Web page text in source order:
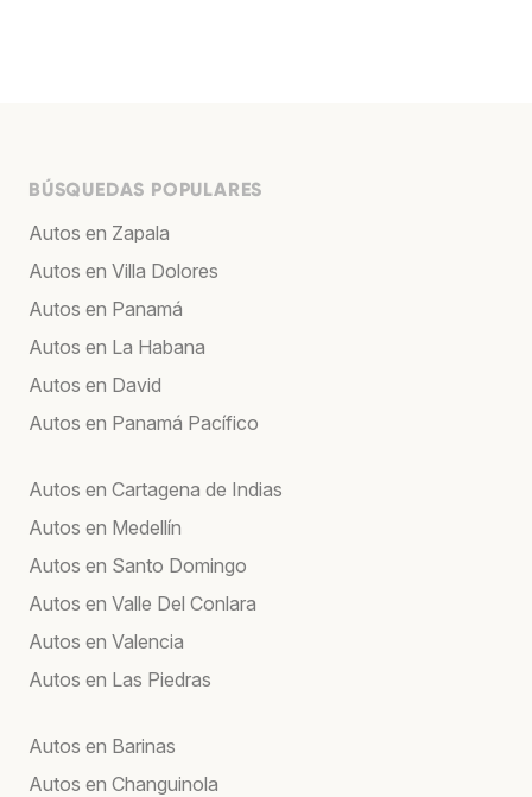
BÚSQUEDAS POPULARES
Autos en Zapala
Autos en Villa Dolores
Autos en Panamá
Autos en La Habana
Autos en David
Autos en Panamá Pacífico
Autos en Cartagena de Indias
Autos en Medellín
Autos en Santo Domingo
Autos en Valle Del Conlara
Autos en Valencia
Autos en Las Piedras
Autos en Barinas
Autos en Changuinola